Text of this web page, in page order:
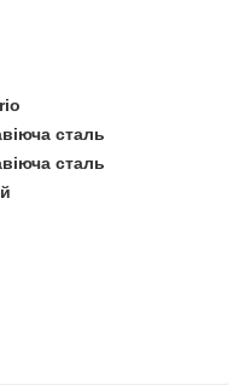
сталь
сталь